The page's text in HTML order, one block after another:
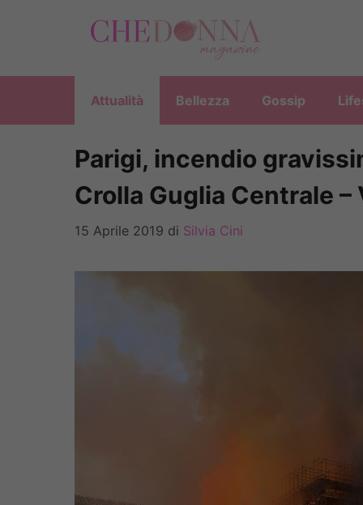
Attualità Bellezza Gossip
Parigi, incendio
Crolla Guglia Centrale –
15 Aprile 2019 di Silvia Cini